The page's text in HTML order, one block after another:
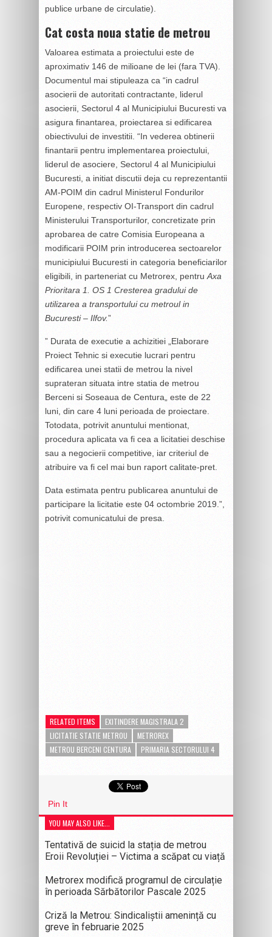
publice urbane de circulatie).
Cat costa noua statie de metrou
Valoarea estimata a proiectului este de
aproximativ 146 de milioane de lei (fara TVA).
Documentul mai stipuleaza ca “in cadrul
asocierii de autoritati contractante, liderul
asocierii, Sectorul 4 al Municipiului Bucuresti va
asigura finantarea, proiectarea si edificarea
obiectivului de investitii. “In vederea obtinerii
finantarii pentru implementarea proiectului,
liderul de asociere, Sectorul 4 al Municipiului
Bucuresti, a initiat discutii deja cu reprezentantii
AM-POIM din cadrul Ministerul Fondurilor
Europene, respectiv OI-Transport din cadrul
Ministerului Transporturilor, concretizate prin
aprobarea de catre Comisia Europeana a
modificarii POIM prin introducerea sectoarelor
municipiului Bucuresti in categoria beneficiarilor
eligibili, in parteneriat cu Metrorex, pentru Axa
Prioritara 1. OS 1 Cresterea gradului de
utilizarea a transportului cu metroul in
Bucuresti – Ilfov.”
” Durata de executie a achizitiei „Elaborare
Proiect Tehnic si executie lucrari pentru
edificarea unei statii de metrou la nivel
suprateran situata intre statia de metrou
Berceni si Soseaua de Centura„ este de 22
luni, din care 4 luni perioada de proiectare.
Totodata, potrivit anuntului mentionat,
procedura aplicata va fi cea a licitatiei deschise
sau a negocierii competitive, iar criteriul de
atribuire va fi cel mai bun raport calitate-pret.
Data estimata pentru publicarea anuntului de
participare la licitatie este 04 octombrie 2019.”,
potrivit comunicatului de presa.
RELATED ITEMS
EXITINDERE MAGISTRALA 2
LICITATIE STATIE METROU
METROREX
METROU BERCENI CENTURA
PRIMARIA SECTORULUI 4
Pin It
YOU MAY ALSO LIKE...
Tentativă de suicid la stația de metrou
Eroii Revoluției – Victima a scăpat cu viață
Metrorex modifică programul de circulație
în perioada Sărbătorilor Pascale 2025
Criză la Metrou: Sindicaliștii amenință cu
greve în februarie 2025